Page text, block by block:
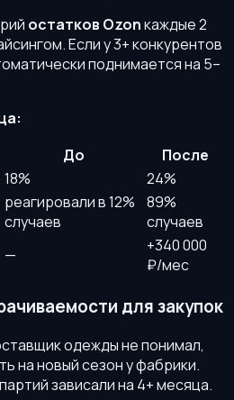
остатков Ozonкаждые 2
Если у 3+ конкурентов
поднимается на 5–
До
После
18%
24%
реагировали в 12%
случаев
89%
случаев
—
+340 000
₽/мес
для закупок
одежды не понимал,
на новый сезон у фабрики.
зависали на 4+ месяца.